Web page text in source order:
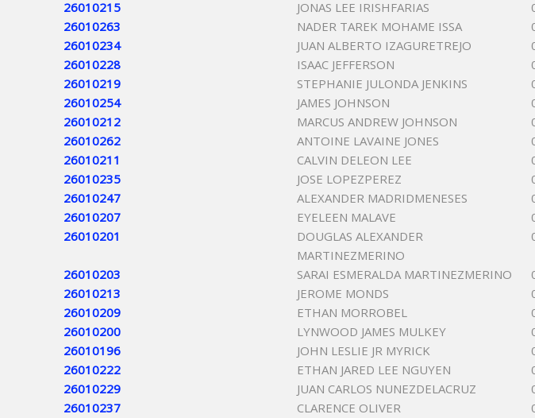
26010215
JONAS LEE IRISHFARIAS
26010263
NADER TAREK MOHAME ISSA
26010234
JUAN ALBERTO IZAGURETREJO
26010228
ISAAC JEFFERSON
26010219
STEPHANIE JULONDA JENKINS
26010254
JAMES JOHNSON
26010212
MARCUS ANDREW JOHNSON
26010262
ANTOINE LAVAINE JONES
26010211
CALVIN DELEON LEE
26010235
JOSE LOPEZPEREZ
26010247
ALEXANDER MADRIDMENESES
26010207
EYELEEN MALAVE
26010201
DOUGLAS ALEXANDER
MARTINEZMERINO
26010203 SARAI ESMERALDA MARTINEZMERINO
26010213
JEROME MONDS
26010209
ETHAN MORROBEL
26010200
LYNWOOD JAMES MULKEY
26010196
JOHN LESLIE JR MYRICK
26010222
ETHAN JARED LEE NGUYEN
26010229
JUAN CARLOS NUNEZDELACRUZ
26010237
CLARENCE OLIVER